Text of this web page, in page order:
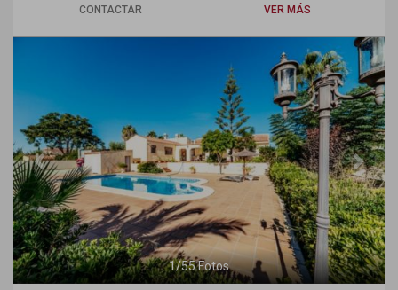
CONTACTAR VER MÁS
Next
1/55Fotos